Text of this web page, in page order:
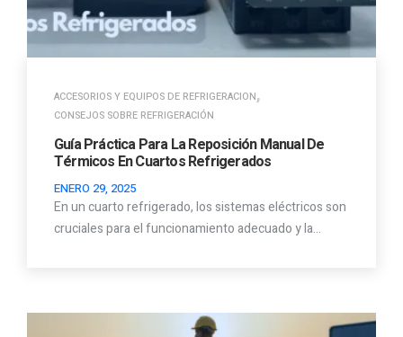
ACCESORIOS Y EQUIPOS DE REFRIGERACION,
CONSEJOS SOBRE REFRIGERACIÓN
Guía Práctica Para La Reposición Manual De
Térmicos En Cuartos Refrigerados
ENERO 29, 2025
En un cuarto refrigerado, los sistemas eléctricos son
cruciales para el funcionamiento adecuado y la…